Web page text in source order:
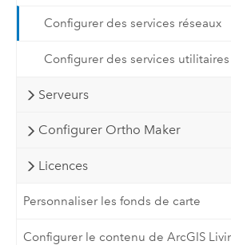
Configurer des services réseaux
Configurer des services
Serveurs
Configurer Ortho Maker
Licences
Personnaliser les fonds de carte
Configurer le contenu de ArcGIS